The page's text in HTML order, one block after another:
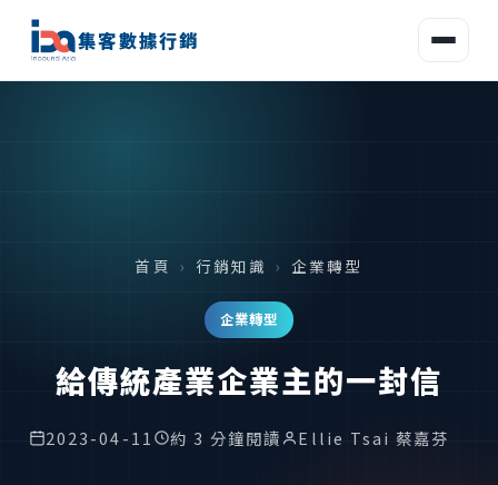
集客數據行銷
首頁 › 行銷知識 › 企業轉型
企業轉型
給傳統產業企業主的一封信
2023-04-11 約 3 分鐘閱讀 Ellie Tsai 蔡嘉芬